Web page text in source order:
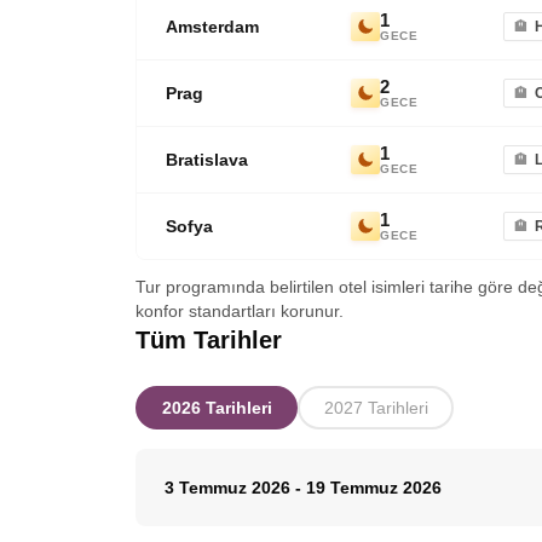
Amsterdam 1
GECE
Prag 2
GECE
Bratislava 1
GECE
Sofya 1
GECE
Tur programında belirtilen otel isimleri tarihe göre
konfor standartları korunur.
Tüm Tarihler
2026 Tarihleri 2027 Tarihleri
3 Temmuz 2026 - 19 Temmuz 2026